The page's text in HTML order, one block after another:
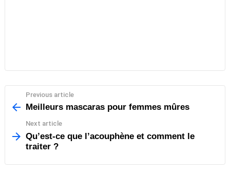
more
Previous article
Meilleurs mascaras pour femmes mûres
Next article
Qu’est-ce que l’acouphène et comment le
traiter ?